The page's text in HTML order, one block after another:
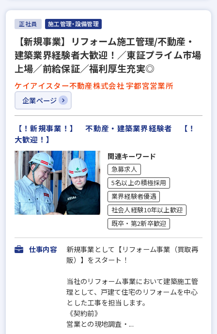
正社員 施工管理・設備管理
【新規事業】リフォーム施工管理/不動産・
建築業界経験者大歓迎！／東証プライム市場
上場／前給保証／福利厚生充実◎
ケイアイスター不動産株式会社 宇都宮営業所
企業ページ
【！新規事業！】 不動産・建築業界経験者 【！
大歓迎！】
関連キーワード
急募求人
5名以上の積極採用
業界経験者優遇
社会人経験10年以上歓迎
既卒・第2新卒歓迎
仕事内容
新規事業として【リフォーム事業（買取再
販）】をスタート！
当社のリフォーム事業において建築施工管
理として、戸建て住宅のリフォームを中心
とした工事を担当します。
《契約前》
営業との現地調査・...